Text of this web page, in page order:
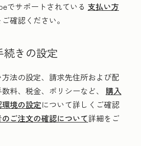
でサポートされている 支払い方
確認ください。
続きの設定
法の設定、請求先住所および配
料、税金、ポリシーなど、 購入
境の設定について詳しくご確認
ご注文の確認について詳細をご